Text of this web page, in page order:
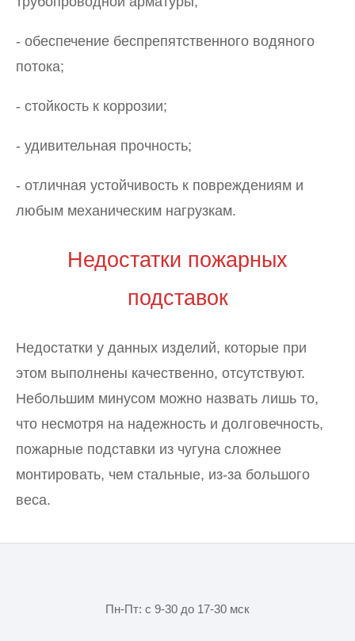
- обеспечение беспрепятственного водяного
потока;
- стойкость к коррозии;
- удивительная прочность;
- отличная устойчивость к повреждениям и
любым механическим нагрузкам.
Недостатки пожарных
подставок
Недостатки у данных изделий, которые при
этом выполнены качественно, отсутствуют.
Небольшим минусом можно назвать лишь то,
что несмотря на надежность и долговечность,
пожарные подставки из чугуна сложнее
монтировать, чем стальные, из-за большого
веса.
Пн-Пт: с 9-30 до 17-30 мск